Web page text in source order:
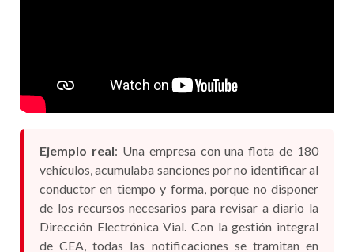
Ejemplo real: Una empresa con una flota de 180
vehículos, acumulaba sanciones por no identificar al
conductor en tiempo y forma, porque no disponer
de los recursos necesarios para revisar a diario la
Dirección Electrónica Vial. Con la gestión integral
de CEA, todas las notificaciones se tramitan en